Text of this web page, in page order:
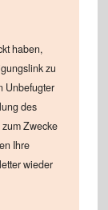
haben,
zu
Unbefugter
des
Zwecke
Ihre
wieder